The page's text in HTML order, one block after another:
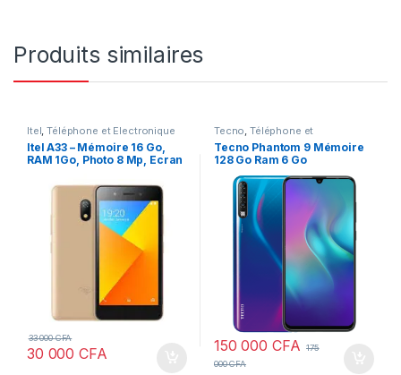
Produits similaires
Itel,Téléphone et Electronique
Itel A33 – Mémoire 16 Go,
RAM 1Go, Photo 8 Mp, Ecran
30 000CFA
33 000CFA
Tecno,Téléphone et
Electronique
Tecno Phantom 9 Mémoire
128 Go Ram 6 Go
150 000 CFA
175
000CFA